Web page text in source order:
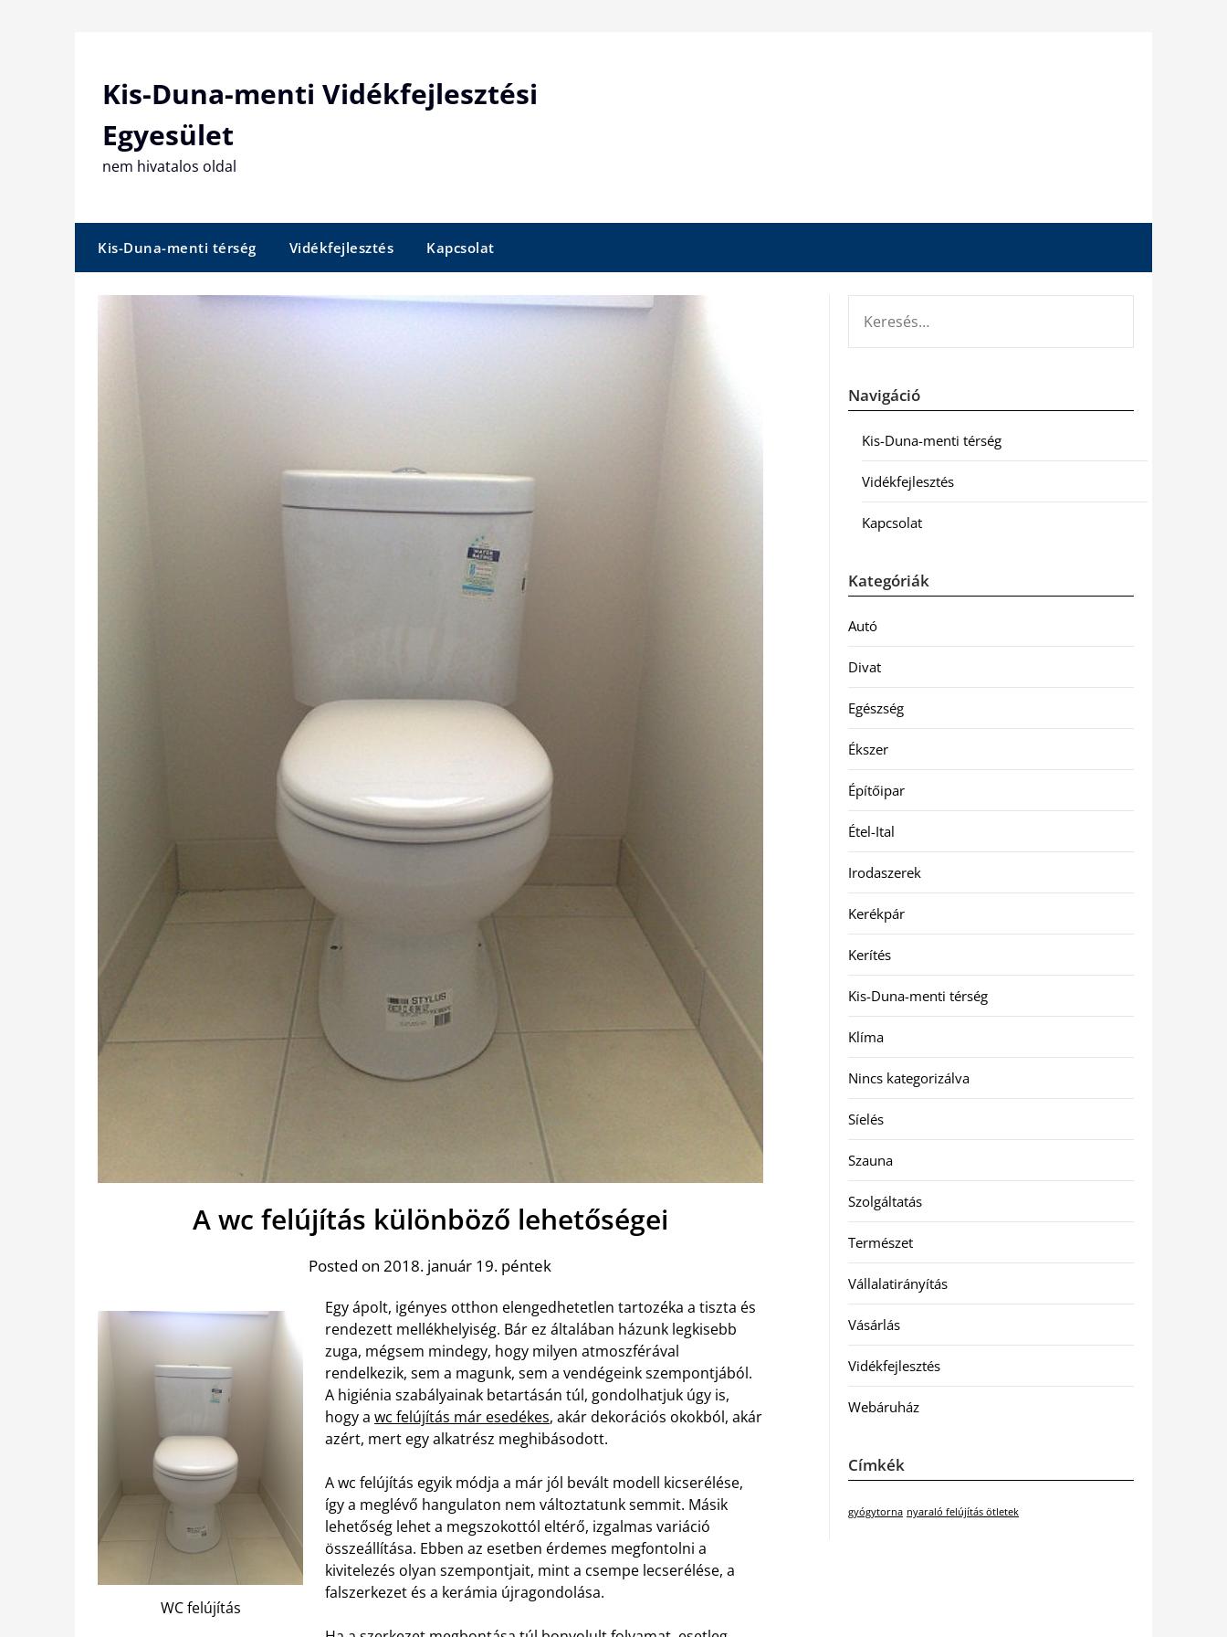
Kis-Duna-menti Vidékfejlesztési
Egyesület
nem hivatalos oldal
Kis-Duna-menti térség Vidékfejlesztés Kapcsolat
A wc felújítás különböző lehetőségei
Posted on 2018. január 19. péntek
WC felújítás
Egy ápolt, igényes otthon elengedhetetlen tartozéka a tiszta és
rendezett mellékhelyiség. Bár ez általában házunk legkisebb
zuga, mégsem mindegy, hogy milyen atmoszférával
rendelkezik, sem a magunk, sem a vendégeink szempontjából.
A higiénia szabályainak betartásán túl, gondolhatjuk úgy is,
hogy a wc felújítás már esedékes, akár dekorációs okokból, akár
azért, mert egy alkatrész meghibásodott.
A wc felújítás egyik módja a már jól bevált modell kicserélése,
így a meglévő hangulaton nem változtatunk semmit. Másik
lehetőség lehet a megszokottól eltérő, izgalmas variáció
összeállítása. Ebben az esetben érdemes megfontolni a
kivitelezés olyan szempontjait, mint a csempe lecserélése, a
falszerkezet és a kerámia újragondolása.
Navigáció
Kis-Duna-menti térség
Vidékfejlesztés
Kapcsolat
Kategóriák
Autó
Divat
Egészség
Ékszer
Építőipar
Étel-Ital
Irodaszerek
Kerékpár
Kerítés
Kis-Duna-menti térség
Klíma
Nincs kategorizálva
Síelés
Szauna
Szolgáltatás
Természet
Vállalatirányítás
Vásárlás
Vidékfejlesztés
Webáruház
Címkék
gyógytorna nyaraló felújítás ötletek